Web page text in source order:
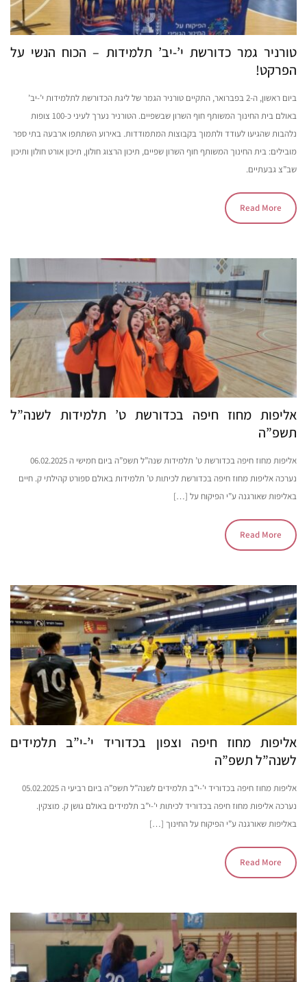
טורניר גמר כדורשת י’-יב’ תלמידות – הכוח הנשי על
הפרקט!
ביום ראשון, ה-2 בפברואר, התקיים טורניר הגמר של ליגת הכדורשת לתלמידות י’-יב’
באולם בית החינוך המשותף חוף השרון שבשפיים. הטורניר נערך לעיני כ-100 צופות
נלהבות שהגיעו לעודד ולתמוך בקבוצות המתמודדות. באירוע השתתפו ארבעה בתי ספר
מובילים: בית החינוך המשותף חוף השרון שפיים, תיכון הרצוג חולון, תיכון אורט חולון ותיכון
שב”צ גבעתיים.
Read More
אליפות מחוז חיפה בכדורשת ט’ תלמידות לשנה”ל
תשפ”ה
אליפות מחוז חיפה בכדורשת ט’ תלמידות שנה”ל תשפ”ה ביום חמישי ה 06.02.2025
נערכה אליפות מחוז חיפה בכדורשת לכיתות ט’ תלמידות באולם ספורט קהילתי ק. חיים
באליפות שאורגנה ע”י הפיקוח על […]
Read More
אליפות מחוז חיפה וצפון בכדוריד י’-י”ב תלמידים
לשנה”ל תשפ”ה
אליפות מחוז חיפה בכדוריד י’-י”ב תלמידים לשנה”ל תשפ”ה ביום רביעי ה 05.02.2025
נערכה אליפות מחוז חיפה בכדוריד לכיתות י’-י”ב תלמידים באולם גושן ק. מוצקין.
באליפות שאורגנה ע”י הפיקוח על החינוך […]
Read More